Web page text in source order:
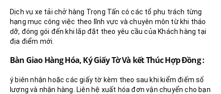
Dịch vụ xe tải chở hàng Trọng Tấn có các tổ phụ trách từng
hạng mục công việc theo lĩnh vực và chuyên môn từ khi tháo
dỡ, đóng gói đến khi lắp đặt theo yêu cầu của Khách hàng tại
địa điểm mới.
Bàn Giao Hàng Hóa, Ký Giấy Tờ Và kết Thúc Hợp Đồng :
ý biên nhận hoặc các giấy tờ kèm theo sau khi kiểm điếm số
lượng và nhận hàng. Liên hệ xuất hóa đơn vận chuyển cho bạn